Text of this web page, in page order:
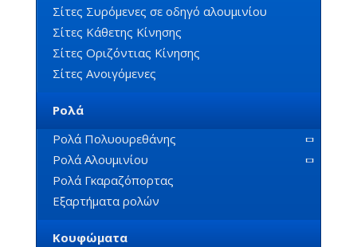
Σίτες Συρόμενες σε οδηγό αλουμινίου
Σίτες Κάθετης Κίνησης
Σίτες Οριζόντιας Κίνησης
Σίτες Ανοιγόμενες
Ρολά
Ρολά Πολυουρεθάνης
Ρολά Αλουμινίου
Ρολά Γκαραζόπορτας
Εξαρτήματα ρολών
Κουφώματα